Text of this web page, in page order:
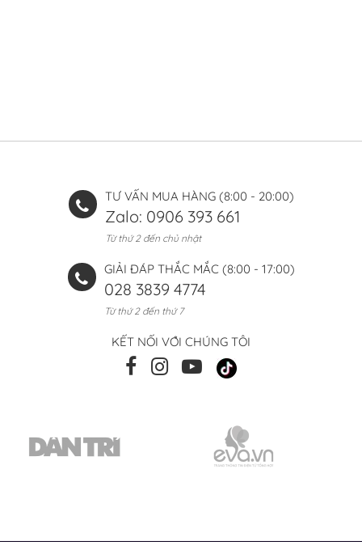
TƯ VẤN MUA HÀNG (8:00 - 20:00)
Zalo: 0906 393 661
Từ thứ 2 đến chủ nhật
GIẢI ĐÁP THẮC MẮC (8:00 - 17:00)
028 3839 4774
Từ thứ 2 đến thứ 7
KẾT NỐI VỚI CHÚNG TÔI